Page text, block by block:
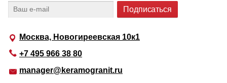
Москва, Новогиреевская 10к1
+7 495 966 38 80
manager@keramogranit.ru